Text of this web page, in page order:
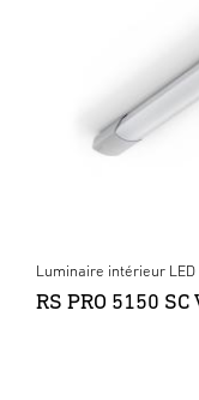
Luminaire intérieur
RS PRO 5150 SC